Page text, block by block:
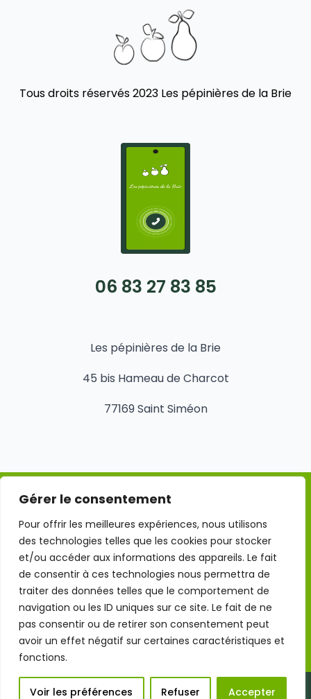
Gérer le consentement
Pour offrir les meilleures expériences, nous utilisons
des technologies telles que les cookies pour stocker
et/ou accéder aux informations des appareils. Le fait
de consentir à ces technologies nous permettra de
traiter des données telles que le comportement de
navigation ou les ID uniques sur ce site. Le fait de ne
pas consentir ou de retirer son consentement peut
avoir un effet négatif sur certaines caractéristiques et
fonctions.
Voir les préférences Refuser Accepter
Tous droits réservés 2023 Les pépinières de la Brie
06 83 27 83 85
Les pépinières de la Brie
45 bis Hameau de Charcot
77169 Saint Siméon
Mentions légales
Conditions Générales d'Utilisation
Politique de confidentialité
Politique des cookies
Site réalisé par 7VISUEL